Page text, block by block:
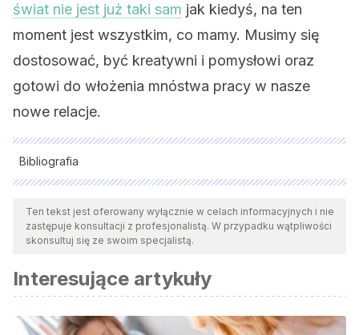
świat nie jest już taki sam jak kiedyś, na ten
moment jest wszystkim, co mamy. Musimy się
dostosować, być kreatywni i pomysłowi oraz
gotowi do włożenia mnóstwa pracy w nasze
nowe relacje.
Bibliografia
Wszystkie cytowane źródła zostały gruntownie
przeanalizowane przez nasz zespół w celu zapewnienia ich
jakości, wiarygodności, aktualności i ważności. Bibliografia
względem naukowym lub akademickim.
Sharabi, Liesel L., and Tiffany A. Dykstra-DeVette. 2019.
“From First Email to First Date: Strategies for Initiating
Ten tekst jest oferowany wyłącznie w celach informacyjnych i nie
zastępuje konsultacji z profesjonalistą. W przypadku wątpliwości
skonsultuj się ze swoim specjalistą.
Interesujące artykuły